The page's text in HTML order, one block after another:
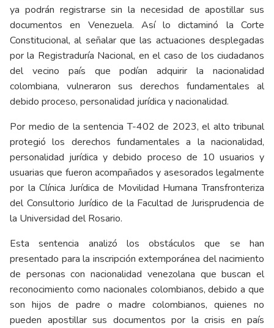
ya podrán registrarse sin la necesidad de apostillar sus
documentos en Venezuela. Así lo dictaminó la Corte
Constitucional, al señalar que las actuaciones desplegadas
por la Registraduría Nacional, en el caso de los ciudadanos
del vecino país que podían adquirir la nacionalidad
colombiana, vulneraron sus derechos fundamentales al
debido proceso, personalidad jurídica y nacionalidad.
Por medio de la sentencia T-402 de 2023, el alto tribunal
protegió los derechos fundamentales a la nacionalidad,
personalidad jurídica y debido proceso de 10 usuarios y
usuarias que fueron acompañados y asesorados legalmente
por la Clínica Jurídica de Movilidad Humana Transfronteriza
del Consultorio Jurídico de la Facultad de Jurisprudencia de
la Universidad del Rosario.
Esta sentencia analizó los obstáculos que se han
presentado para la inscripción extemporánea del nacimiento
de personas con nacionalidad venezolana que buscan el
reconocimiento como nacionales colombianos, debido a que
son hijos de padre o madre colombianos, quienes no
pueden apostillar sus documentos por la crisis en país